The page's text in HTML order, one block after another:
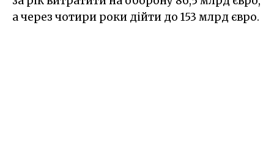
а через чотири роки дійти до 153 млрд євро.